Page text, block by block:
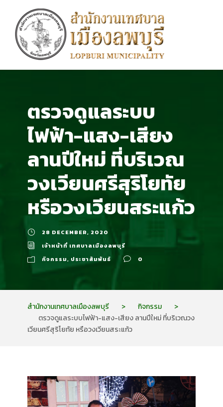
ตรวจดูแลระบบ
ไฟฟ้า-แสง-เสียง
ลานปีใหม่ ที่บริเวณ
วงเวียนศรีสุริโยทัย
หรือวงเวียนสระแก้ว
28 DECEMBER, 2020
เจ้าหน้าที่ เทศบาลเมืองลพบุรี
กิจกรรม, ประชาสัมพันธ์ 0
สำนักงานเทศบาลเมืองลพบุรี > กิจกรรม
>
ตรวจดูแลระบบไฟฟ้า-แสง-เสียง ลานปีใหม่ ที่บริเวณวง
เวียนศรีสุริโยทัย หรือวงเวียนสระแก้ว